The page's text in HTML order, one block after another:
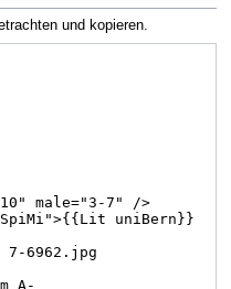
und kopieren.